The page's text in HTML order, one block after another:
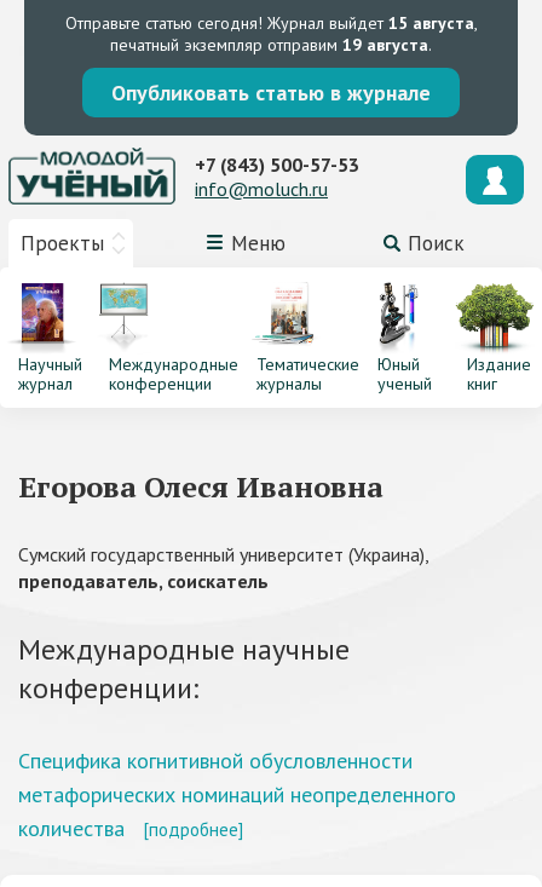
Отправьте статью сегодня! Журнал выйдет15 августа,
печатный экземпляр отправим 19 августа.
Опубликовать статью в журнале
Проекты Меню Поиск
+7 (843) 500-57-53
info@moluch.ru
Научный
журнал
Международные
конференции
Тематические
журналы
Юный
ученый
Издание
книг
Егорова Олеся Ивановна
Сумский государственный университет (Украина),
преподаватель, соискатель
Международные научные
конференции:
Специфика когнитивной обусловленности
метафорических номинаций неопределенного
количества
[подробнее]